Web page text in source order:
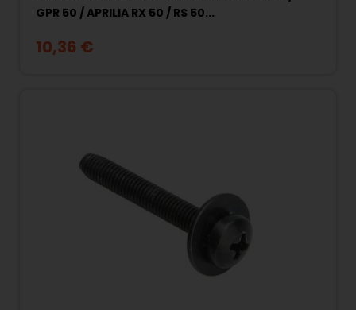
GPR 50 / APRILIA RX 50 / RS 50...
10,36 €